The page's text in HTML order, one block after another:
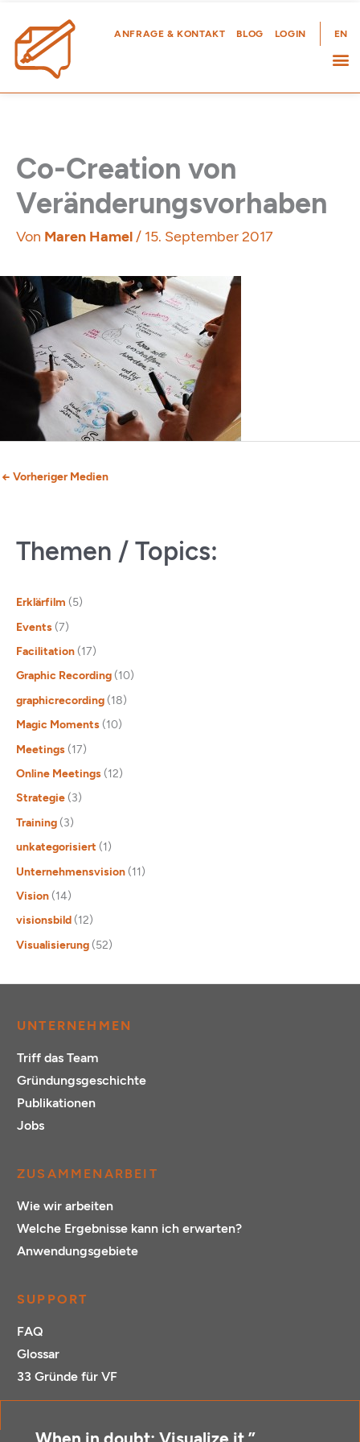
Inhalt
springen
ANFRAGE & KONTAKT BLOG LOGIN EN
Co-Creation von
Veränderungsvorhaben
Von Maren Hamel/ 15. September 2017
← Vorheriger Medien
Themen / Topics:
Erklärfilm (5)
Events (7)
Facilitation (17)
Graphic Recording (10)
graphicrecording (18)
Magic Moments (10)
Meetings (17)
Online Meetings (12)
Strategie (3)
Training (3)
unkategorisiert (1)
Unternehmensvision (11)
Vision (14)
visionsbild (12)
Visualisierung (52)
UNTERNEHMEN
Triff das Team
Gründungsgeschichte
Publikationen
Jobs
ZUSAMMENARBEIT
Wie wir arbeiten
Welche Ergebnisse kann ich erwarten?
Anwendungsgebiete
SUPPORT
FAQ
Glossar
33 Gründe für VF